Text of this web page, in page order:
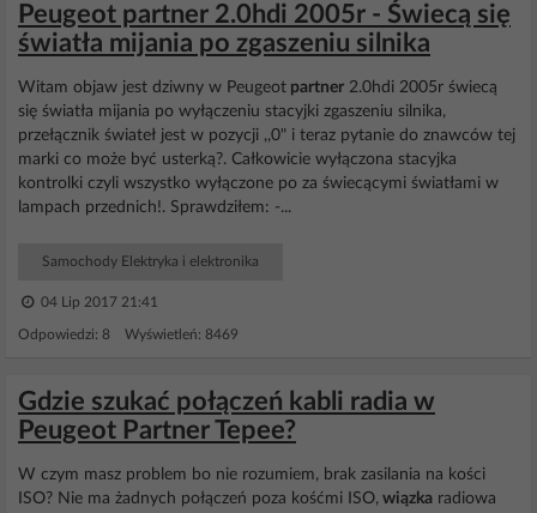
Peugeot partner 2.0hdi 2005r - Świecą się
światła mijania po zgaszeniu silnika
Witam objaw jest dziwny w Peugeot partner 2.0hdi 2005r świecą
się światła mijania po wyłączeniu stacyjki zgaszeniu silnika,
przełącznik świateł jest w pozycji ,,0" i teraz pytanie do znawców tej
marki co może być usterką?. Całkowicie wyłączona stacyjka
kontrolki czyli wszystko wyłączone po za świecącymi światłami w
lampach przednich!. Sprawdziłem: -...
Samochody Elektryka i elektronika
04 Lip 2017 21:41
Odpowiedzi: 8 Wyświetleń: 8469
Gdzie szukać połączeń kabli radia w
Peugeot Partner Tepee?
W czym masz problem bo nie rozumiem, brak zasilania na kości
ISO? Nie ma żadnych połączeń poza kośćmi ISO, wiązka radiowa